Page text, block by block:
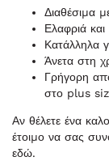
Διαθέσιμα
Ελαφριά
Κατάλληλα
Άνετα στη
Γρήγορη
στο plus
Αν θέλετε ένα
έτοιμο να σας
εδώ.